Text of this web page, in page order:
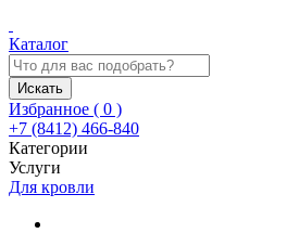
Каталог
Искать
Избранное ( 0 )
+7 (8412) 466-840
Категории
Услуги
Для кровли